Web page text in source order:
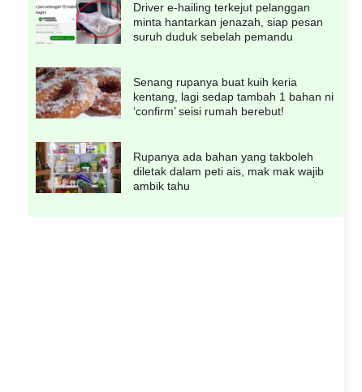
Driver e-hailing terkejut pelanggan
minta hantarkan jenazah, siap pesan
suruh duduk sebelah pemandu
Senang rupanya buat kuih keria
kentang, lagi sedap tambah 1 bahan ni
‘confirm’ seisi rumah berebut!
Rupanya ada bahan yang takboleh
diletak dalam peti ais, mak mak wajib
ambik tahu